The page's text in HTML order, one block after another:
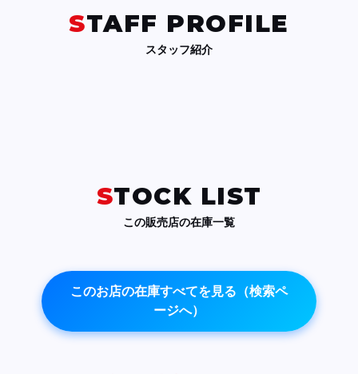
STAFF PROFILE
スタッフ紹介
STOCK LIST
この販売店の在庫一覧
このお店の在庫すべてを見る（検索ペ
ージへ）